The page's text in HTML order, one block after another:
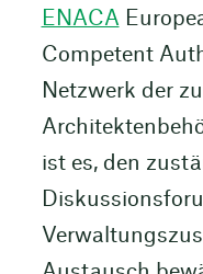
ENACA
Competent
Netzwerk der
ist es, den